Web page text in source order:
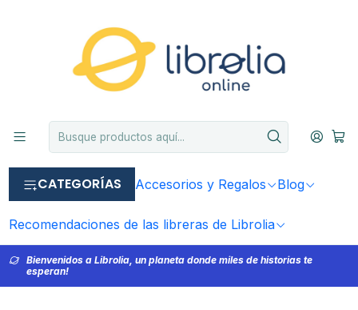
CATEGORÍAS Accesorios y Regalos Blog
Recomendaciones de las libreras de Librolia
Bienvenidos a Librolia, un planeta donde miles de historias te
esperan!